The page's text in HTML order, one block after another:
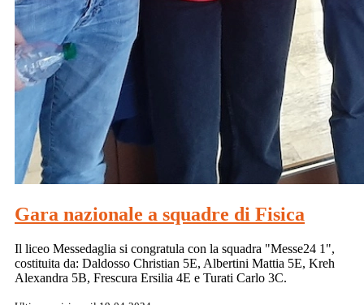
Gara nazionale a squadre di Fisica
Il liceo Messedaglia si congratula con la squadra "Messe24 1",
costituita da: Daldosso Christian 5E, Albertini Mattia 5E, Kreh
Alexandra 5B, Frescura Ersilia 4E e Turati Carlo 3C.